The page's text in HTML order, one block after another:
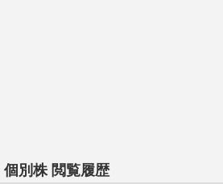
個別株 閲覧履歴